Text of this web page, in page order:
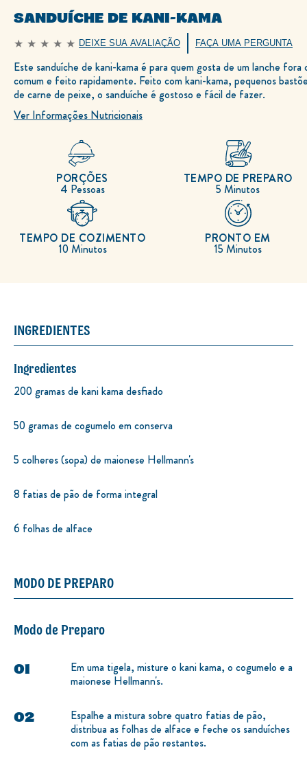
SANDUÍCHE DE KANI-KAMA
Nenhuma
enviada
para
este
recipe
DEIXE SUA AVALIAÇÃO FAÇA UMA PERGUNTA
Este sanduíche de kani-kama é para quem gosta de um lanche fora
comum e feito rapidamente. Feito com kani-kama, pequenos
de carne de peixe, o sanduíche é gostoso e fácil de fazer.
Ver Informações Nutricionais
4 Pessoas
PORÇÕES
5 Minutos
TEMPO DE PREPARO
10 Minutos
TEMPO DE COZIMENTO
15 Minutos
PRONTO EM
INGREDIENTES
Ingredientes
200 gramas de kani kama desfiado
50 gramas de cogumelo em conserva
5 colheres (sopa) de maionese Hellmann's
8 fatias de pão de forma integral
6 folhas de alface
MODO DE PREPARO
Modo de Preparo
Em uma tigela, misture o kani kama, o cogumelo e a
maionese Hellmann's.
Espalhe a mistura sobre quatro fatias de pão,
distribua as folhas de alface e feche os sanduíches
com as fatias de pão restantes.